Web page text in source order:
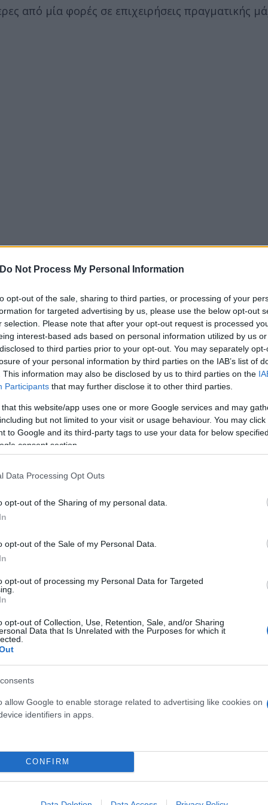
Do Not Process My Personal Information
opt-out of the sale, sharing to third parties, or processing of your
for targeted advertising by us, please use the below opt-out
selection. Please note that after your opt-out request is processed
interest-based ads based on personal information utilized by us
to third parties prior to your opt-out. You may separately
of your personal information by third parties on the IAB’s list of
This information may also be disclosed by us to third parties on the
Participants that may further disclose it to other third parties.
that this website/app uses one or more Google services and may
but not limited to your visit or usage behaviour. You may
to Google and its third-party tags to use your data for below
consent section.
Data Processing Opt Outs
opt-out of the Sharing of my personal data.
opt-out of the Sale of my Personal Data.
opt-out of processing my Personal Data for Targeted
opt-out of Collection, Use, Retention, Sale, and/or Sharing
Data that Is Unrelated with the Purposes for which it
allow Google to enable storage related to advertising like cookies on
identifiers in apps.
CONFIRM
από μία φορές σε επιχειρήσεις πραγματικής
Ανατολού – τους Ρώσους κατασκευαστές
και την τεχνολογική και τη βιομηχανική
και την υψηλή τους απόδοση» και
κοινό μερικά από τα τελευταίας τεχνολογίας
παραγωγοί όπλων παρουσίασαν πάνω από
τους.
μοντέλα και συστήματα που είναι
δυνάμεων.
οπλικά συστήματα που βασίζονται σε νέες
από τα ξένα ανάλογα και τα ξεπερνούν
χαρακτηριστικά.
σχεδόν έξι μήνες από την έναρξη του πολέμου
ανατροπές σχεδίων και βαριές απώλειες.
των ρωσικών στρατευμάτων και του ρωσικού
ελκυστικές σε ενδεχόμενους αγοραστές, όπως η
σημειώνει το Al Arabiya.
Flash.gr στην αναζήτηση τηςGoogle